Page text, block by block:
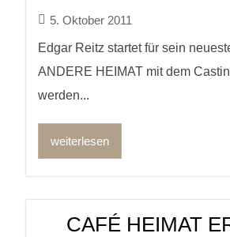
5. Oktober 2011
Edgar Reitz startet für sein
ANDERE HEIMAT mit dem
werden...
weiterlesen
CAFÉ HEIMAT